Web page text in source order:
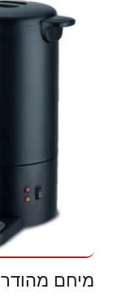
מיחם מהודר 60 כוסות / ATL-1136